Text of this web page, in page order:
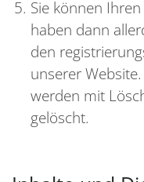
Sie können
haben dann
den
unserer
werden mit
gelöscht.